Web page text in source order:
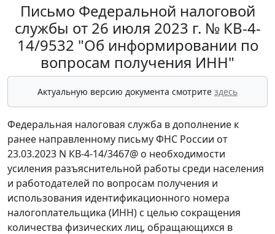
Письмо Федеральной налоговой
службы от 26 июля 2023 г. № КВ-4-
14/9532 "Об информировании по
вопросам получения ИНН"
Актуальную версию документа смотрите здесь
Федеральная налоговая служба в дополнение к
ранее направленному письму ФНС России от
23.03.2023 N КВ-4-14/3467@ о необходимости
усиления разъяснительной работы среди населения
и работодателей по вопросам получения и
использования идентификационного номера
налогоплательщика (ИНН) с целью сокращения
количества физических лиц, обращающихся в